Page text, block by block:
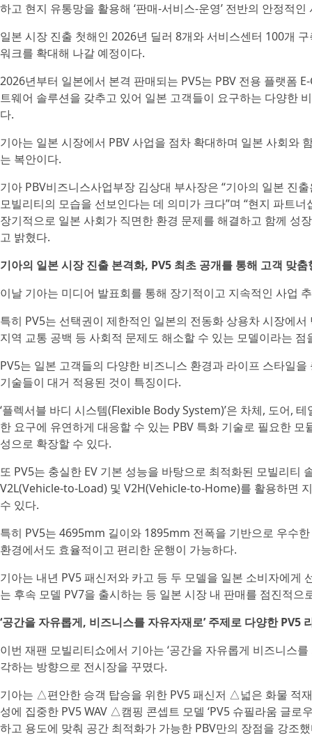
하고 현지 유통망을 활용해 ‘판매-서비스-운영’ 전반의 안정적
일본 시장 진출 첫해인 2026년 딜러 8개와 서비스센터 100개
워크를 확대해 나갈 예정이다.
2026년부터 일본에서 본격 판매되는 PV5는 PBV 전용 플랫폼
트웨어 솔루션을 갖추고 있어 일본 고객들이 요구하는 다양한
다.
기아는 일본 시장에서 PBV 사업을 점차 확대하며 일본 사회와
는 복안이다.
기아 PBV비즈니스사업부장 김상대 부사장은 “기아의 일본 진
모빌리티의 모습을 선보인다는 데 의미가 크다”며 “현지 파트
장기적으로 일본 사회가 직면한 환경 문제를 해결하고 함께 성
고 밝혔다.
기아의 일본 시장 진출 본격화, PV5 최초 공개를 통해 고객 맞춤
이날 기아는 미디어 발표회를 통해 장기적이고 지속적인 사업
특히 PV5는 선택권이 제한적인 일본의 전동화 상용차 시장에
지역 교통 공백 등 사회적 문제도 해소할 수 있는 모델이라는 점
PV5는 일본 고객들의 다양한 비즈니스 환경과 라이프 스타일
기술들이 대거 적용된 것이 특징이다.
‘플렉서블 바디 시스템(Flexible Body System)’은 차체, 도어,
한 요구에 유연하게 대응할 수 있는 PBV 특화 기술로 필요한
성으로 확장할 수 있다.
또 PV5는 충실한 EV 기본 성능을 바탕으로 최적화된 모빌리티
V2L(Vehicle-to-Load) 및 V2H(Vehicle-to-Home)를 활용하면
수 있다.
특히 PV5는 4695mm 길이와 1895mm 전폭을 기반으로 우수
환경에서도 효율적이고 편리한 운행이 가능하다.
기아는 내년 PV5 패신저와 카고 등 두 모델을 일본 소비자에게
는 후속 모델 PV7을 출시하는 등 일본 시장 내 판매를 점진적으
‘공간을 자유롭게, 비즈니스를 자유자재로’ 주제로 다양한 PV5
이번 재팬 모빌리티쇼에서 기아는 ‘공간을 자유롭게 비즈니스
각하는 방향으로 전시장을 꾸몄다.
기아는 △편안한 승객 탑승을 위한 PV5 패신저 △넓은 화물 적
성에 집중한 PV5 WAV △캠핑 콘셉트 모델 ‘PV5 슈필라움 글
하고 용도에 맞춰 공간 최적화가 가능한 PBV만의 장점을 강조